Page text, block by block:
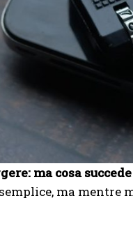
ma cosa
ma mentre